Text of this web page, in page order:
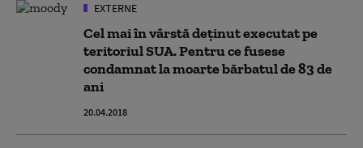
EXTERNE
Cel mai în vârstă deținut executat pe
teritoriul SUA. Pentru ce fusese
condamnat la moarte bărbatul de 83 de
ani
20.04.2018